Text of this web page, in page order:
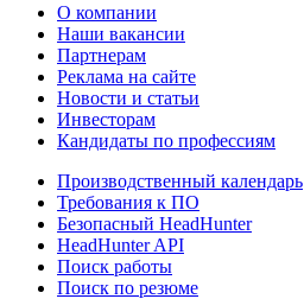
О компании
Наши вакансии
Партнерам
Реклама на сайте
Новости и статьи
Инвесторам
Кандидаты по профессиям
Производственный календарь
Требования к ПО
Безопасный HeadHunter
HeadHunter API
Поиск работы
Поиск по резюме